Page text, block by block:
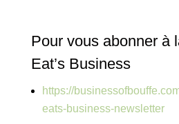
Pour vous abonner à
Eat’s Business
https://
eats-business-newsletter